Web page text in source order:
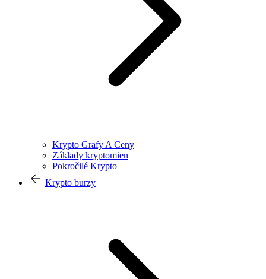
Krypto Grafy A Ceny
Základy kryptomien
Pokročilé Krypto
Krypto burzy